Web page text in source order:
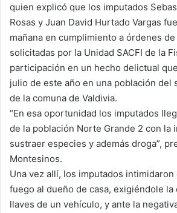
quien explicó que los imputados
Rosas y Juan David Hurtado Vargas
mañana en cumplimiento a órdenes
solicitadas por la Unidad SACFI de la
participación en un hecho delictual
julio de este año en una población del
de la comuna de Valdivia.
“En esa oportunidad los imputados
de la población Norte Grande 2 con la
sustraer especies y además droga”,
Montesinos.
Una vez allí, los imputados intimidaron
fuego al dueño de casa, exigiéndole la
llaves de un vehículo, y ante la